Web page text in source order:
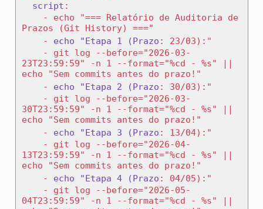
script :
- echo "=== Relatório de Auditoria de
Prazos (Git History) ==="
-
echo "Etapa 1 (Prazo :
23/03):"
- git log --before="2026-03-
23T23:59:59" -n 1 --format="%cd - %s" ||
echo "Sem commits antes do prazo!"
-
echo "Etapa 2 (Prazo :
30/03):"
- git log --before="2026-03-
30T23:59:59" -n 1 --format="%cd - %s" ||
echo "Sem commits antes do prazo!"
-
echo "Etapa 3 (Prazo :
13/04):"
- git log --before="2026-04-
13T23:59:59" -n 1 --format="%cd - %s" ||
echo "Sem commits antes do prazo!"
-
echo "Etapa 4 (Prazo :
04/05):"
- git log --before="2026-05-
04T23:59:59" -n 1 --format="%cd - %s" ||